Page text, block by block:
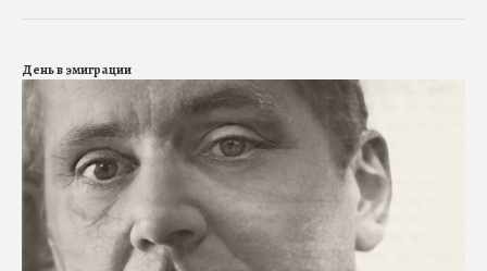
День в эмиграции